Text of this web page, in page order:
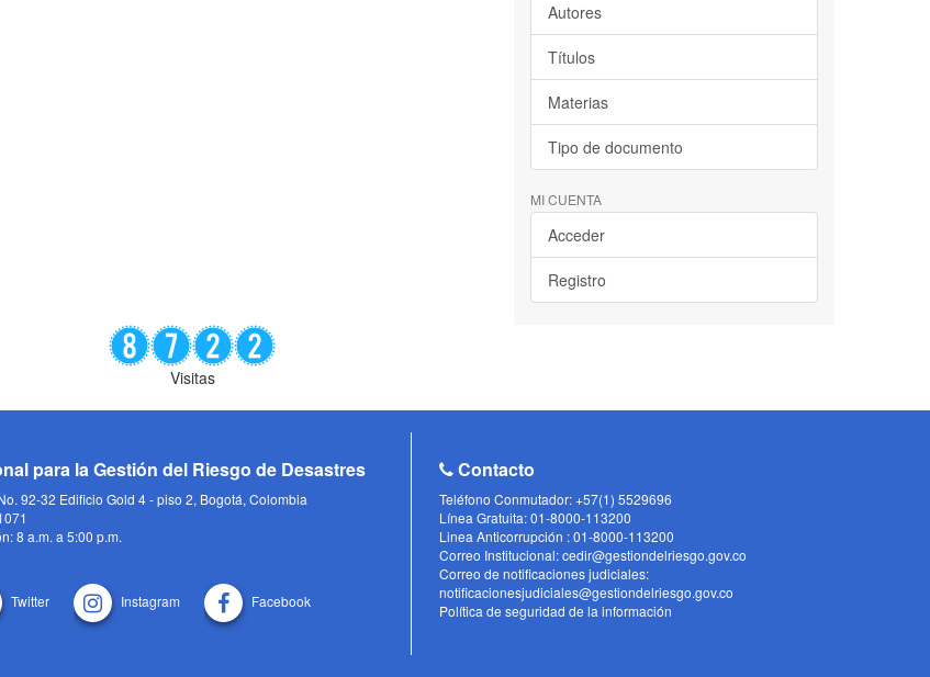
Autores
Títulos
Materias
Tipo de documento
MI CUENTA
Acceder
Registro
Visitas
para la Gestión del Riesgo de Desastres
92-32 Edificio Gold 4 - piso 2, Bogotá, Colombia
8 a.m. a 5:00 p.m.
Twitter Instagram Facebook
Contacto
Teléfono Conmutador: +57(1) 5529696
Línea Gratuita: 01-8000-113200
Linea Anticorrupción : 01-8000-113200
Correo Institucional: cedir@gestiondelriesgo.gov.co
Correo de notificaciones judiciales:
notificacionesjudiciales@gestiondelriesgo.gov.co
Política de seguridad de la información